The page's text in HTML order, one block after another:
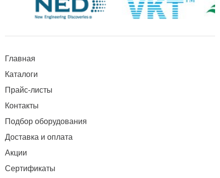
Главная
Каталоги
Прайс-листы
Контакты
Подбор оборудования
Доставка и оплата
Акции
Сертификаты